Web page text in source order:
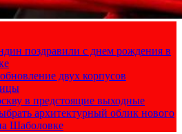
поздравили с днем рождения в
двух корпусов
в предстоящие выходные
архитектурный облик нового
Шаболовке